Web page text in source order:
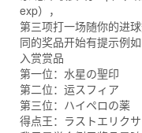
exp），
第三项打一场随你的进
同的奖品开始有提示例如
入赏赏品
第一位：水星の聖印
第二位：运スフィア
第三位：ハイペロの薬
得点王：ラストエリクサ